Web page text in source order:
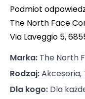
Podmiot
The North Face
Via Laveggio 5,
Marka: The North
Rodzaj:Akcesoria,
Dla kogo: Dla